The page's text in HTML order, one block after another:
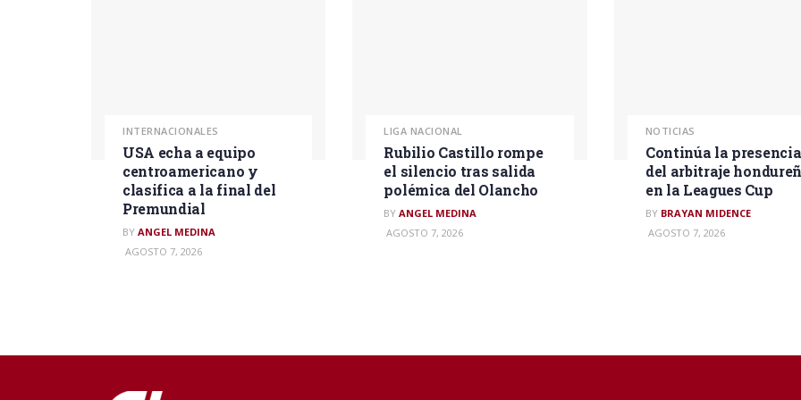
INTERNACIONALES
USA echa a equipo
centroamericano y
clasifica a la final del
Premundial
BY ANGEL MEDINA
AGOSTO 7, 2026
LIGA NACIONAL
Rubilio Castillo rompe
el silencio tras salida
polémica del Olancho
BY ANGEL MEDINA
AGOSTO 7, 2026
NOTICIAS
Continúa la presencia
del arbitraje
en la Leagues Cup
BY BRAYAN MIDENCE
AGOSTO 7, 2026